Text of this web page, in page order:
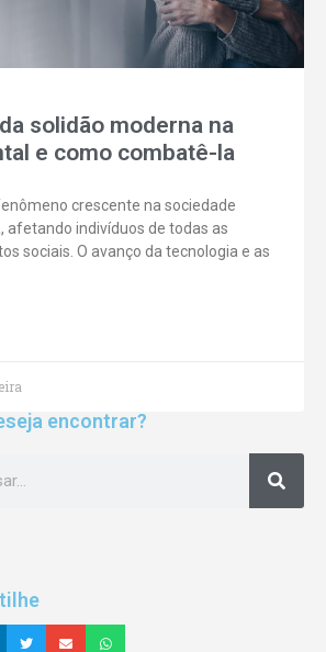
solidão moderna na
e como combatê-la
crescente na sociedade
afetando indivíduos de todas as
sociais. O avanço da tecnologia e as
encontrar?